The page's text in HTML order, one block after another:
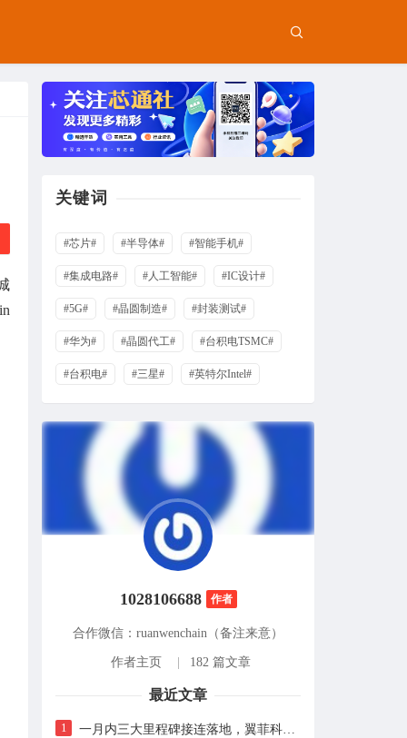
关键词
#芯片# #半导体# #智能手机#
#集成电路# #人工智能# #IC设计#
#5G# #晶圆制造# #封装测试#
#华为# #晶圆代工# #台积电TSMC#
#台积电# #三星# #英特尔Intel#
1028106688 作者
合作微信：ruanwenchain（备注来意）
作者主页 182 篇文章
最近文章
1 一月内三大里程碑接连落地，翼菲科技进入全球化加速期